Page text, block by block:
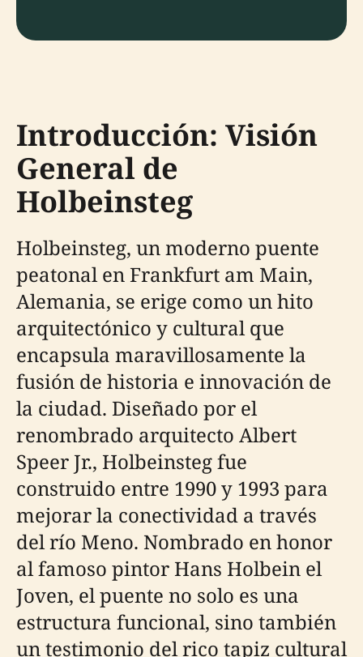
Introducción: Visión
General de
Holbeinsteg
Holbeinsteg, un moderno puente
peatonal en Frankfurt am Main,
Alemania, se erige como un hito
arquitectónico y cultural que
encapsula maravillosamente la
fusión de historia e innovación de
la ciudad. Diseñado por el
renombrado arquitecto Albert
Speer Jr., Holbeinsteg fue
construido entre 1990 y 1993 para
mejorar la conectividad a través
del río Meno. Nombrado en honor
al famoso pintor Hans Holbein el
Joven, el puente no solo es una
estructura funcional, sino también
un testimonio del rico tapiz cultural